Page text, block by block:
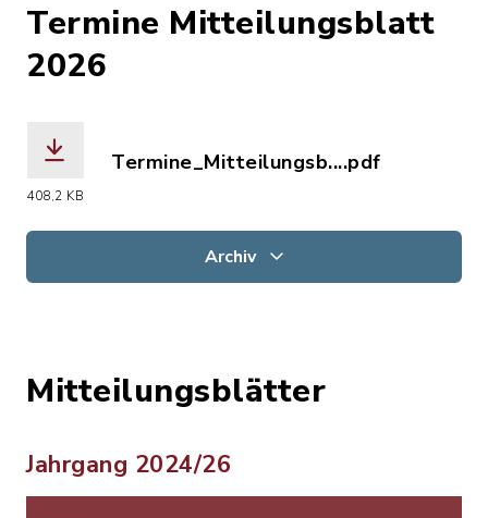
Termine Mitteilungsblatt
2026
408,2 KB
Termine_Mitteilungsb....pdf
Archiv
Mitteilungsblätter
Jahrgang 2024/26